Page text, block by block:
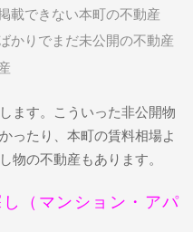
載できない本町の不動産
かりでまだ未公開の不動産
ます。こういった非公開物
ったり、本町の賃料相場よ
物の不動産もあります。
（マンション・アパ